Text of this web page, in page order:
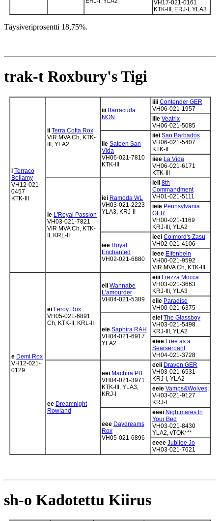
VH17-021-0161
KTK-III, ERJ-I, YLA3
Täysiveriprosentti 18,75%.
trak-t Roxbury's Tigi
i Terraco
Bellamy
VH12-021-
0457
KTK-III
ii Terra Cotta Rox
VIR MVA Ch, KTK-
III, YLA2
iii Barracuda
NON
iiii Contender GER
VH06-021-1957
iiie Veatrix
VH06-021-5085
iie Sateen San
Vida
VH06-021-7810
KTK-III
iiei San Barbados
VH06-021-5407
KTK-II
iiee La Vida
VH06-021-6171
KTK-III
ie L'Royal Passion
VH03-021-7821
VIR MVA Ch, KTK-
II, KRL-II
iei Ramoda WL
VH03-021-2223
YLA3, KRJ-II
ieii 8th
Commandment
VH01-021-5111
ieie Pennsylvania
GER
VH00-021-1169
KRJ-III, YLA2
iee Royal
Enchanted
VH02-021-6880
ieei Colmord's Zasu
VH02-021-4106
ieee Elfenbein
VH00-021-9592
VIR MVA Ch, KTK-III
e Demi Rox
VH12-021-
0129
ei Leroy Rox
VH05-021-6891
Ch, KTK-II, KRL-II
eii Wannabe
L'amourder
VH04-021-5389
eiii Frezza Mocca
VH03-021-3663
KRJ-III, YLA3
eiie Paradise
VH00-021-6375
eie Saphira RAH
VH04-021-6917
YLA2
eiei The Glassboy
VH03-021-5498
KRJ-III, YLA2
eiee Free as a
Searserpant
VH04-021-3728
ee Dreamnight
Rowland
eei Machira PB
VH04-021-3971
KTK-III, YLA3,
KRJ-I
eeii Draven GER
VH03-021-6531
KRJ-I, YLA2
eeie Vamps&Wolves;
VH03-021-9127
KRJ-I
eee Daydreams
Rox
VH05-021-6896
eeei Nightmares In
Your Bed
VH03-021-8430
YLA2, vTOK***
eeee Jubilee Jo
VH03-021-7621
sh-o Kadotettu Kiirus